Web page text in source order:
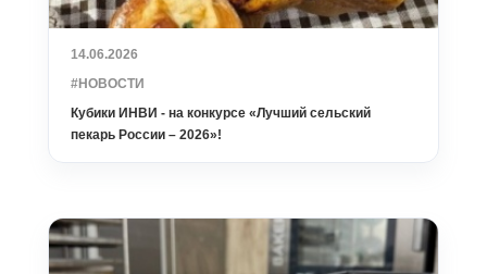
14.06.2026
#НОВОСТИ
Кубики ИНВИ - на конкурсе «Лучший сельский
пекарь России – 2026»!